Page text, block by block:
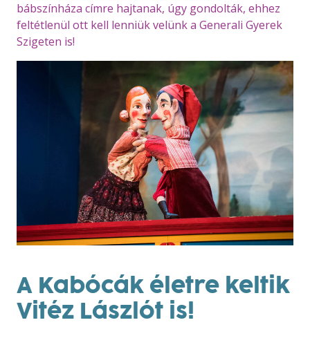
bábszínháza címre hajtanak, úgy gondolták, ehhez
feltétlenül ott kell lenniük velünk a Generali Gyerek
Szigeten is!
A Kabócák életre keltik
Vitéz Lászlót is!